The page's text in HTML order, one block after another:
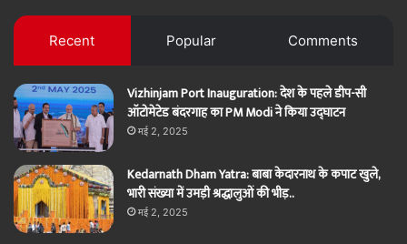
Recent Popular Comments
Vizhinjam Port Inauguration: देश के पहले डीप-सी
ऑटोमेटेड बंदरगाह का PM Modi ने किया उद्घाटन
मई 2, 2025
Kedarnath Dham Yatra: बाबा केदारनाथ के कपाट खुले,
भारी संख्या में उमड़ी श्रद्धालुओं की भीड़..
मई 2, 2025